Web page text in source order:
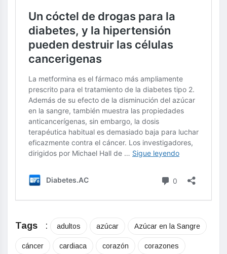
Tags : adultos azúcar Azúcar en la Sangre
cáncer cardiaca corazón corazones